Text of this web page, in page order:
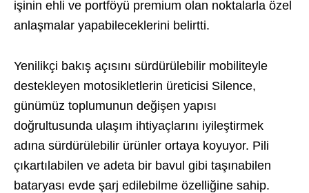
işinin ehli ve portföyü premium olan noktalarla özel
anlaşmalar yapabileceklerini belirtti.
Yenilikçi bakış açısını sürdürülebilir mobiliteyle
destekleyen motosikletlerin üreticisi Silence,
günümüz toplumunun değişen yapısı
doğrultusunda ulaşım ihtiyaçlarını iyileştirmek
adına sürdürülebilir ürünler ortaya koyuyor. Pili
çıkartılabilen ve adeta bir bavul gibi taşınabilen
bataryası evde şarj edilebilme özelliğine sahip.